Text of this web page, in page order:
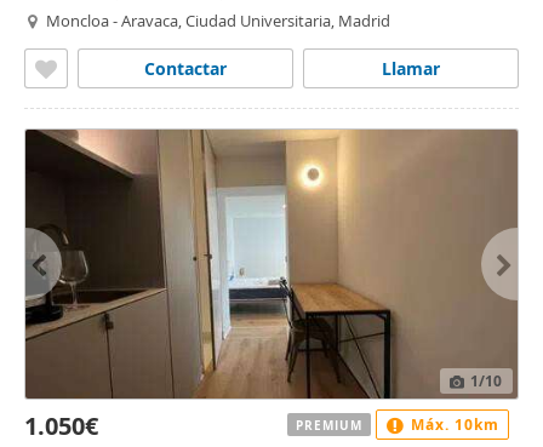
Moncloa - Aravaca, Ciudad Universitaria, Madrid
Llamar
Contactar
1/10
1.050€ PREMIUM Máx. 10km